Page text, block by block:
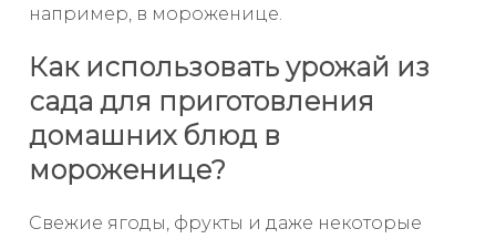
например, в мороженице.
Как использовать урожай из
сада для приготовления
домашних блюд в
мороженице?
Свежие ягоды, фрукты и даже некоторые